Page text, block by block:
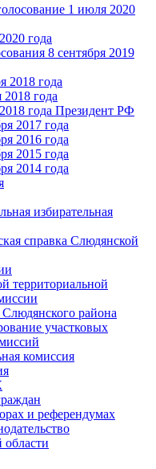
1 июля 2020
года
8 сентября 2019
2018 года
года
года Президент РФ
2017 года
2016 года
2015 года
2014 года
избирательная
справка Слюдянской
территориальной
района
участковых
комиссия
и референдумах